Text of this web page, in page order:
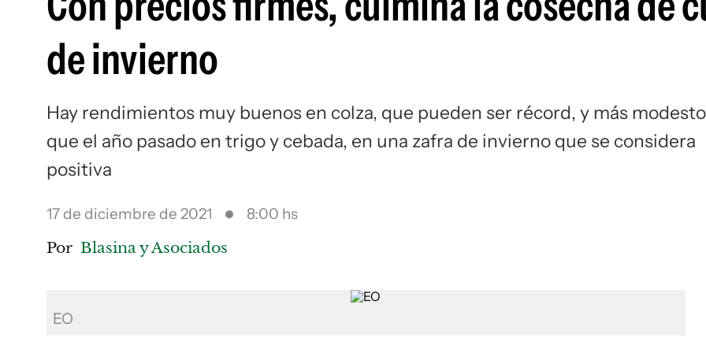
de invierno
Hay rendimientos muy buenos en colza, que pueden ser récord, y más
que el año pasado en trigo y cebada, en una zafra de invierno que se considera
positiva
17 de diciembre de 2021 8:00 hs
Por Blasina y Asociados
EO